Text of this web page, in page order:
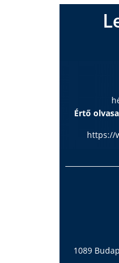
Értő
https://
1089